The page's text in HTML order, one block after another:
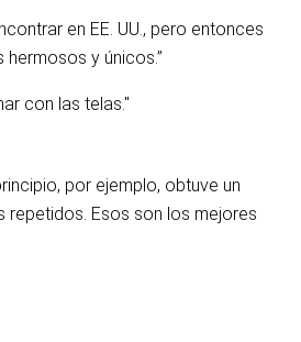
en EE. UU., pero entonces
y únicos.”
con las telas."
por ejemplo, obtuve un
Esos son los mejores